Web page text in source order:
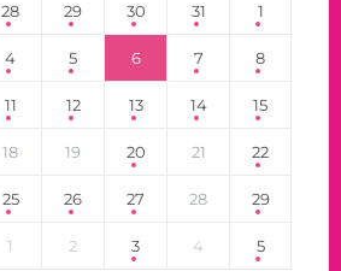
28 29 30 31 1
4 5 6 7 8
11 12 13 14 15
18 19 20 21 22
25 26 27 28 29
1 2 3 4 5